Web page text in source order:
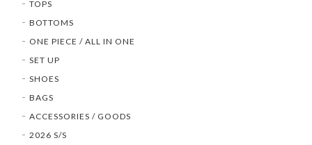
TOPS
BOTTOMS
ONE PIECE / ALL IN ONE
SET UP
SHOES
BAGS
ACCESSORIES / GOODS
2026 S/S